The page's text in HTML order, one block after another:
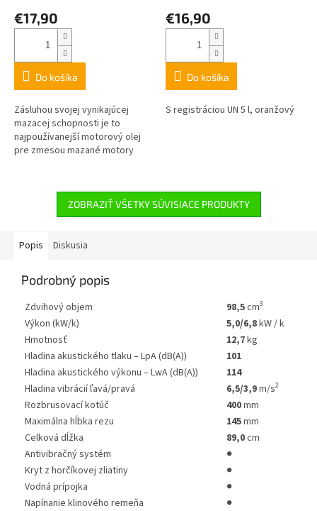
€17,90
Do košíka
Zásluhou svojej vynikajúcej
mazacej schopnosti je to
najpoužívanejší motorový olej
pre zmesou mazané motory
€16,90
Do košíka
S registráciou UN 5 l, oranžový
ZOBRAZIŤ VŠETKY SÚVISIACE PRODUKTY
Popis Diskusia
Podrobný popis
Zdvihový objem 98,5cm3
Výkon (kW/k) 5,0/6,8kW / k
Hmotnosť
12,7kg
Hladina akustického tlaku – LpA (dB(A))
101
Hladina akustického výkonu – LwA (dB(A))
114
Hladina vibrácií ľavá/pravá
6,5/3,9m/s2
Rozbrusovací kotúč 400mm
Maximálna hĺbka rezu
145mm
Celková dĺžka
89,0cm
Antivibračný systém
●
Kryt z horčíkovej zliatiny
●
Vodná prípojka
●
Napínanie klinového remeňa
●